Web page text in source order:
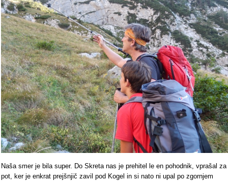
Naša smer je bila super. Do Skreta nas je prehitel le en pohodnik, vprašal za
pot, ker je enkrat prejšnjič zavil pod Kogel in si nato ni upal po zgornjem